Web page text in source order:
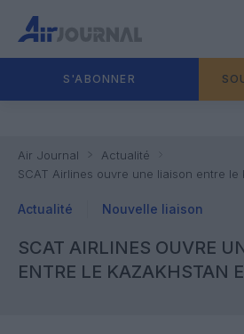
S'ABONNER
Air Journal
Actualité
SCAT Airlines ouvre une liaison entre le
Actualité Nouvelle liaison
SCAT AIRLINES OUVRE
ENTRE LE KAZAKHSTAN